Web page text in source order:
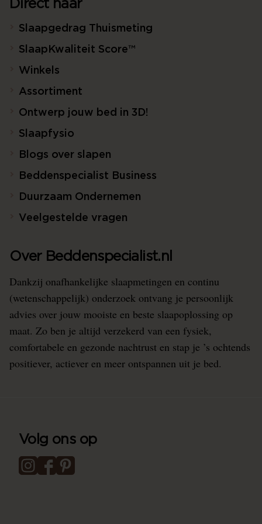
Direct naar
Slaapgedrag Thuismeting
SlaapKwaliteit Score™
Winkels
Assortiment
Ontwerp jouw bed in 3D!
Slaapfysio
Blogs over slapen
Beddenspecialist Business
Duurzaam Ondernemen
Veelgestelde vragen
Over Beddenspecialist.nl
Dankzij onafhankelijke slaapmetingen en continu
(wetenschappelijk) onderzoek ontvang je persoonlijk
advies over jouw mooiste en beste slaapoplossing op
maat. Zo ben je altijd verzekerd van een fysiek,
comfortabele en gezonde nachtrust en stap je ’s ochtends
positiever, actiever en meer ontspannen uit je bed.
Volg ons op